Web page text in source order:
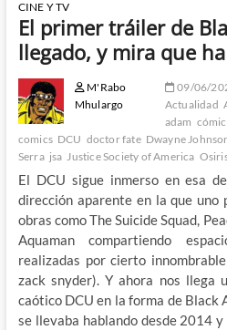
CINE Y TV
El primer tráiler de
llegado, y mira que
M'Rabo
Mhulargo
09/06/
Actualidad
adam cómic
comics DCU doctor fate Dwayne
Serra jsa Justice Society of America
El DCU sigue inmerso en esa
dirección aparente en la que uno
obras como The Suicide Squad,
Aquaman compartiendo
realizadas por cierto
zack snyder). Y ahora nos llega
caótico DCU en la forma de Black
se llevaba hablando desde 2014